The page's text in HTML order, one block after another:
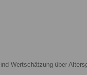
Wertschätzung über